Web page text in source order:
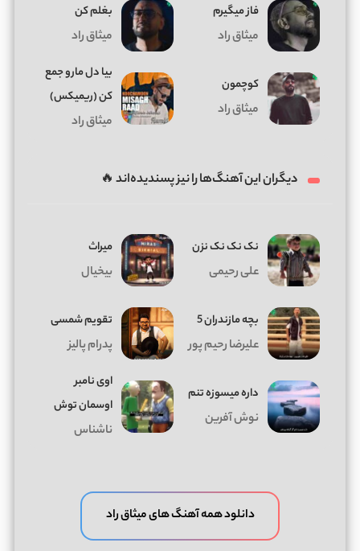
فاز میگیرم
میثاق راد
بغلم کن
میثاق راد
کوچمون
میثاق راد
بیا دل مارو جمع
کن (ریمیکس)
میثاق راد
دیگران این آهنگ‌ها را نیز پسندیده‌اند 🔥
نک نک نک نزن
علی رحیمی
میراث
بیخیال
بچه مازندران 5
علیرضا رحیم پور
تقویم شمسی
پدرام پالیز
داره میسوزه تنم
نوش آفرین
اوی نامبر
اوسمان توش
ناشناس
دانلود همه آهنگ های میثاق راد